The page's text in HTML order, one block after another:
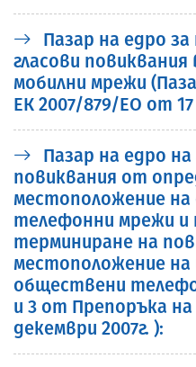
Пазар на едро
гласови повиквания
мобилни мрежи
ЕК 2007/879/ЕО от
Пазар на едро
повиквания от
местоположение
телефонни мрежи и
терминиране на
местоположение на
обществени
и 3 от Препоръка
декември 2007г. ):